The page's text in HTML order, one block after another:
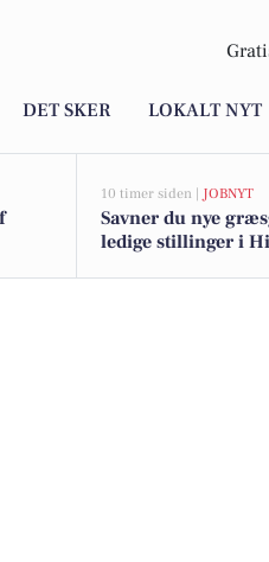
DET SKER LOKALT NYT
10 timer siden | JOBNYT
Savner du nye
ledige stillinger i
udvikling